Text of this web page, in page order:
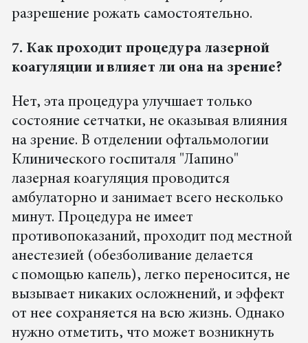
разрешение рожать самостоятельно.
7. Как проходит процедура лазерной
коагуляции и влияет ли она на зрение?
Нет, эта процедура улучшает только
состояние сетчатки, не оказывая влияния
на зрение. В отделении офтальмологии
Клинического госпиталя "Лапино"
лазерная коагуляция проводится
амбулаторно и занимает всего несколько
минут. Процедура не имеет
противопоказаний, проходит под местной
анестезией (обезболивание делается
с помощью капель), легко переносится, не
вызывает никаких осложнений, и эффект
от нее сохраняется на всю жизнь. Однако
нужно отметить, что может возникнуть